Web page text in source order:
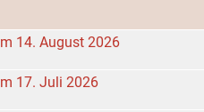
14. August 2026
17. Juli 2026